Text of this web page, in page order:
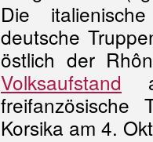
Die
deutsche
östlich der
Volksaufstand
Korsika am 4.